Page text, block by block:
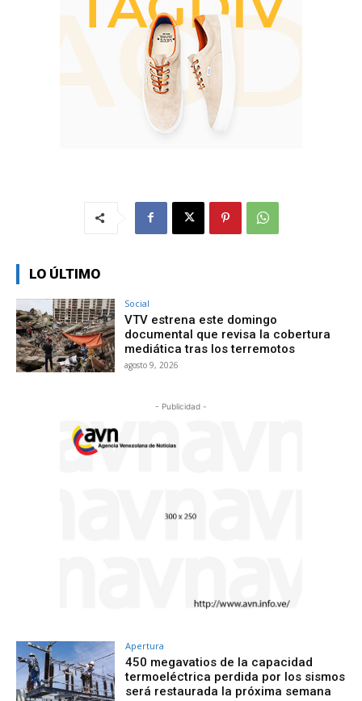
LO ÚLTIMO
Social
VTV estrena este domingo
documental que revisa la cobertura
mediática tras los terremotos
agosto 9, 2026
- Publicidad -
Apertura
450 megavatios de la capacidad
termoeléctrica perdida por los sismos
será restaurada la próxima semana